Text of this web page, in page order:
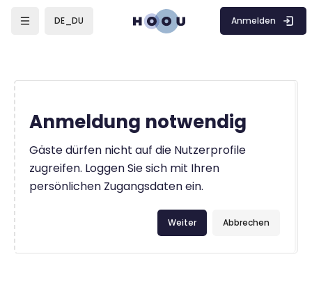
DE_DU Anmelden
Anmeldung notwendig
Gäste dürfen nicht auf die Nutzerprofile
zugreifen. Loggen Sie sich mit Ihren
persönlichen Zugangsdaten ein.
Abbrechen
Weiter